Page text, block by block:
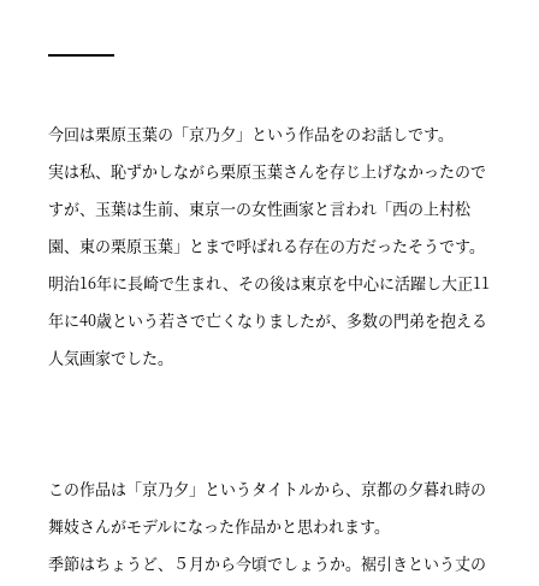
今回は栗原玉葉の「京乃夕」という作品をのお話しです。
実は私、恥ずかしながら栗原玉葉さんを存じ上げなかったので
すが、玉葉は生前、東京一の女性画家と言われ「西の上村松
園、東の栗原玉葉」とまで呼ばれる存在の方だったそうです。
明治16年に長崎で生まれ、その後は東京を中心に活躍し大正11
年に40歳という若さで亡くなりましたが、多数の門弟を抱える
人気画家でした。
この作品は「京乃夕」というタイトルから、京都の夕暮れ時の
舞妓さんがモデルになった作品かと思われます。
季節はちょうど、５月から今頃でしょうか。裾引きという丈の